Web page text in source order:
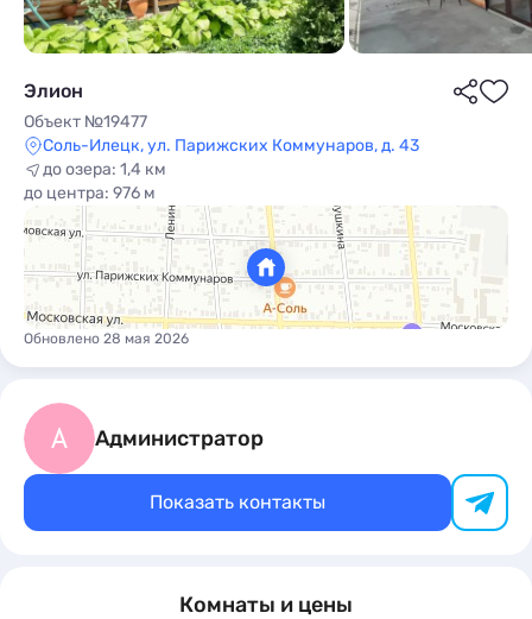
Элион
Объект №19477
Соль-Илецк, ул. Парижских Коммунаров, д. 43
до озера: 1,4 км
до центра: 976 м
Обновлено 28 мая 2026
А Администратор
Показать контакты
Комнаты и цены